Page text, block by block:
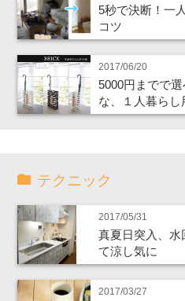
5秒で決断！一
コツ
2017/06/20
5000円までで
な、１人暮らし
テクニック
2017/05/31
真夏日突入、水
て涼し気に
2017/03/27